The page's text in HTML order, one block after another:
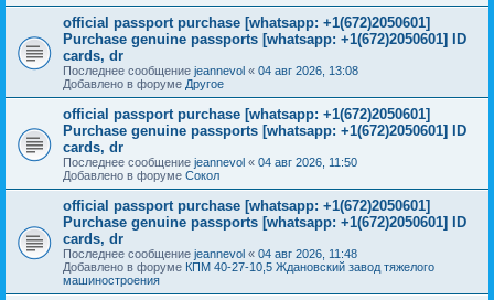
official passport purchase [whatsapp: +1(672)2050601]
Purchase genuine passports [whatsapp: +1(672)2050601] ID
cards, dr
Последнее сообщение jeannevol « 04 авг 2026, 13:08
Добавлено в форуме Другое
official passport purchase [whatsapp: +1(672)2050601]
Purchase genuine passports [whatsapp: +1(672)2050601] ID
cards, dr
Последнее сообщение jeannevol « 04 авг 2026, 11:50
Добавлено в форуме Сокол
official passport purchase [whatsapp: +1(672)2050601]
Purchase genuine passports [whatsapp: +1(672)2050601] ID
cards, dr
Последнее сообщение jeannevol « 04 авг 2026, 11:48
Добавлено в форуме КПМ 40-27-10,5 Ждановский завод тяжелого
машиностроения